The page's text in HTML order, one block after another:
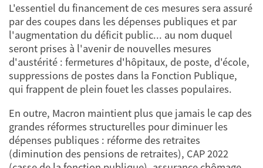
L'essentiel du financement de ces mesures sera assuré
par des coupes dans les dépenses publiques et par
l'augmentation du déficit public... au nom duquel
seront prises à l'avenir de nouvelles mesures
d'austérité : fermetures d'hôpitaux, de poste, d'école,
suppressions de postes dans la Fonction Publique,
qui frappent de plein fouet les classes populaires.
En outre, Macron maintient plus que jamais le cap des
grandes réformes structurelles pour diminuer les
dépenses publiques : réforme des retraites
(diminution des pensions de retraites), CAP 2022